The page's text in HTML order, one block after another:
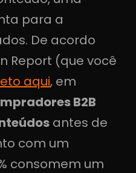
para a
De acordo
Report (que você
aqui, em
B2B
antes de
com um
consomem um